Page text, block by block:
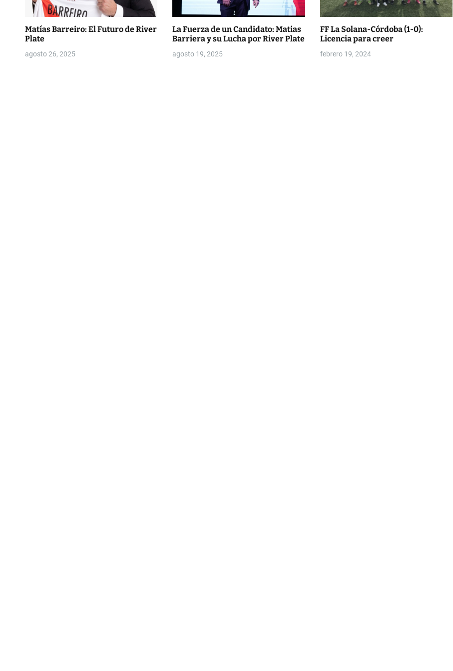
a
d
Matías Barreiro: El Futuro de River
Plate
agosto 26, 2025
La Fuerza de un Candidato: Matias
Barriera y su Lucha por River Plate
agosto 19, 2025
FF La Solana-Córdoba (1-0):
Licencia para creer
febrero 19, 2024